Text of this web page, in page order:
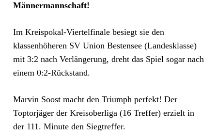
Männermannschaft!
Im Kreispokal-Viertelfinale besiegt sie den
klassenhöheren SV Union Bestensee (Landesklasse)
mit 3:2 nach Verlängerung, dreht das Spiel sogar nach
einem 0:2-Rückstand.
Marvin Soost macht den Triumph perfekt! Der
Toptorjäger der Kreisoberliga (16 Treffer) erzielt in
der 111. Minute den Siegtreffer.